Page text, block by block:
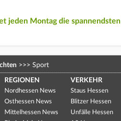
jeden Montag die
>>> Sport
REGIONEN
Nordhessen News
Osthessen News
Mittelhessen News
VERKEHR
Staus Hessen
Blitzer Hessen
Unfälle Hessen